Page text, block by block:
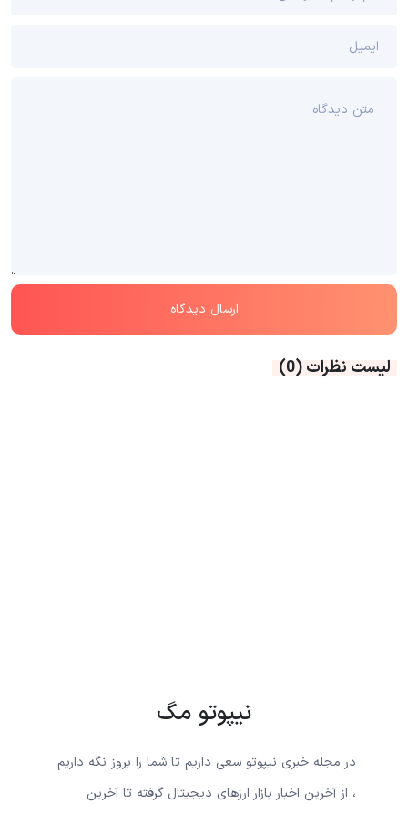
لیست نظرات(0)
نیپوتو مگ
در مجله خبری نیپوتو سعی داریم تا شما را بروز نگه داریم
، از آخرین اخبار بازار ارزهای دیجیتال گرفته تا آخرین